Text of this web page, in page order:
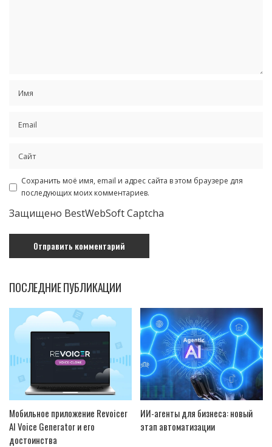
Сохранить моё имя, email и адрес сайта в этом браузере для
последующих моих комментариев.
Защищено BestWebSoft Captcha
ПОСЛЕДНИЕ ПУБЛИКАЦИИ
Мобильное приложение Revoicer
AI Voice Generator и его
достоинства
ИИ-агенты для бизнеса: новый
этап автоматизации